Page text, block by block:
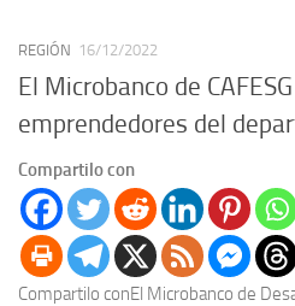
REGIÓN 16/12/2022
El Microbanco de
emprendedores del
Compartilo con
Compartilo conEl Microbanco de